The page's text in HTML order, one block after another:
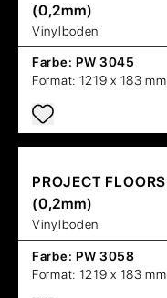
(0,2mm)
Vinylboden
Farbe: PW 3045
Format: 1219 x 183 mm
PROJECT FLOORS
(0,2mm)
Vinylboden
Farbe: PW 3058
Format: 1219 x 183 mm